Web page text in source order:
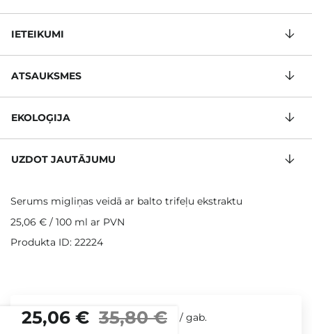
25,06 € 35,80 € / gab.
IETEIKUMI
ATSAUKSMES
EKOLOĢIJA
UZDOT JAUTĀJUMU
Serums migliņas veidā ar balto trifeļu ekstraktu
25,06 € / 100 ml ar PVN
Produkta ID: 22224